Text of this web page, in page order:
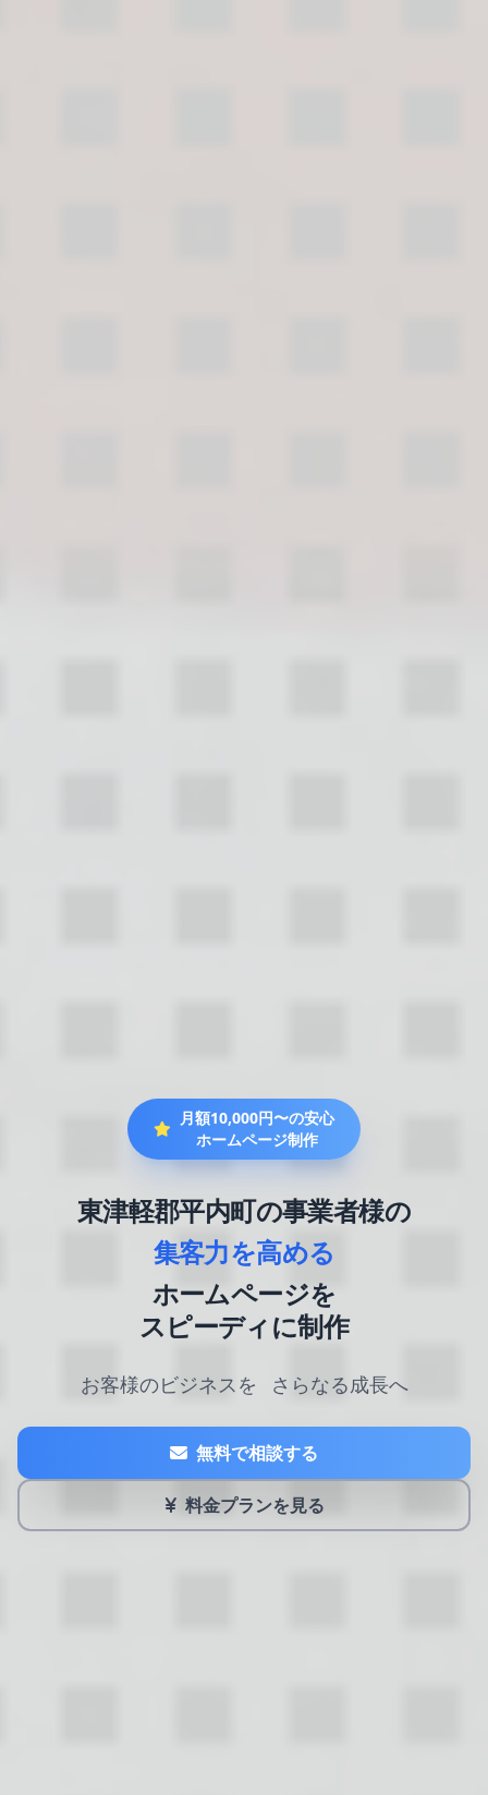
月額10,000円〜の安心
ホームページ制作
東津軽郡平内町の事業者様の
集客力を高める
ホームページを
スピーディに制作
お客様のビジネスを さらなる成長へ
無料で相談する
料金プランを見る